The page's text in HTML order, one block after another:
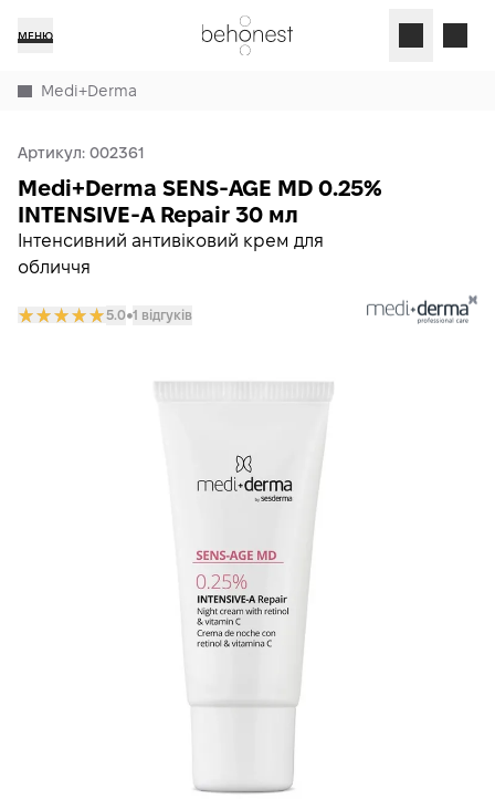
МЕНЮ
Medi+Derma
Артикул: 002361
Інтенсивний антивіковий крем для
обличчя
Medi+Derma SENS-AGE MD 0.25%
INTENSIVE-A Repair 30 мл
5.0𒊹1 відгуків